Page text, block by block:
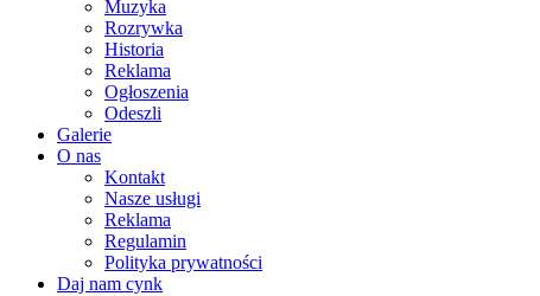
Muzyka
Rozrywka
Historia
Reklama
Ogłoszenia
Odeszli
Galerie
O nas
Kontakt
Nasze usługi
Reklama
Regulamin
Polityka prywatności
Daj nam cynk